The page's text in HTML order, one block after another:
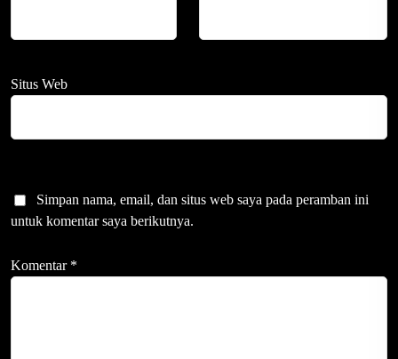
Situs Web
Simpan nama, email, dan situs web saya pada peramban ini
untuk komentar saya berikutnya.
Komentar *